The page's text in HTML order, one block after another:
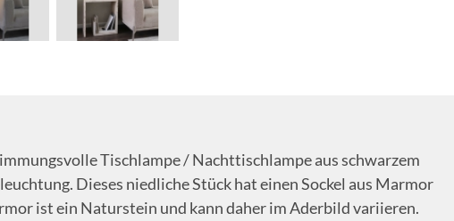
Tischlampe / Nachttischlampe aus schwarzem
Dieses niedliche Stück hat einen Sockel aus Marmor
ist ein Naturstein und kann daher im Aderbild variieren.